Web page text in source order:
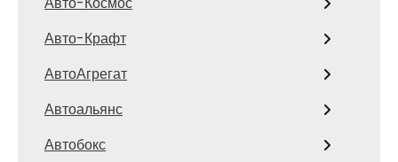
Авто-Крафт
АвтоАгрегат
Автоальянс
Автобокс